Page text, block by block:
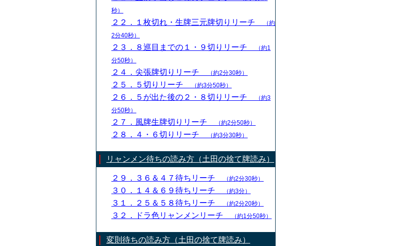
秒）
２２．１枚切れ・生牌三元牌切りリーチ
（約
2分40秒）
２３．８巡目までの１・９切りリーチ
（約1
分50秒）
２４．尖張牌切りリーチ （約2分30秒）
２５．５切りリーチ （約3分50秒）
２６．５が出た後の２・８切りリーチ
（約3
分50秒）
２７．風牌生牌切りリーチ （約2分50秒）
２８．４・６切りリーチ （約3分30秒）
リャンメン待ちの読み方（土田の捨て牌読み）
２９．３６＆４７待ちリーチ （約2分30秒）
３０．１４＆６９待ちリーチ （約3分）
３１．２５＆５８待ちリーチ （約2分20秒）
３２．ドラ色リャンメンリーチ （約1分50秒）
変則待ちの読み方（土田の捨て牌読み）